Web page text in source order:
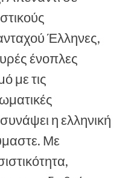
Έλληνες,
ένοπλες
με τις
η ελληνική
Με